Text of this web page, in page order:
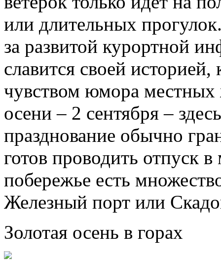
или длительных
за развитой курортной
славится своей
чувством юмора местных
осени – 2 сентября –
празднование обычно
готов проводить отпуск
побережье есть
Железный порт или
Золотая осень в горах